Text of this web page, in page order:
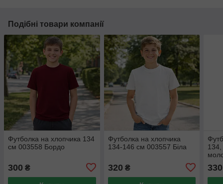
Подібні товари компанії
Футболка на хлопчика 134
см 003558 Бордо
300 ₴
Футболка на хлопчика
134-146 см 003557 Біла
320 ₴ 330